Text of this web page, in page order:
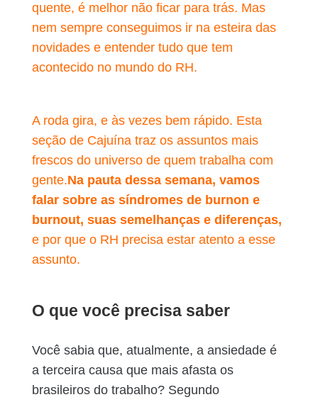
quente, é melhor não ficar para trás. Mas
nem sempre conseguimos ir na esteira das
novidades e entender tudo que tem
acontecido no mundo do RH.
A roda gira, e às vezes bem rápido. Esta
seção de Cajuína traz os assuntos mais
frescos do universo de quem trabalha com
gente.Na pauta dessa semana, vamos
falar sobre as síndromes de burnon e
burnout, suas semelhanças e diferenças,
e por que o RH precisa estar atento a esse
assunto.
O que você precisa saber
Você sabia que, atualmente, a ansiedade é
a terceira causa que mais afasta os
brasileiros do trabalho? Segundo